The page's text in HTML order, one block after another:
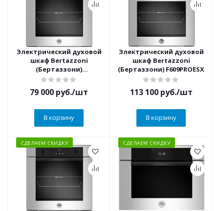
Электрический духовой
шкаф Bertazzoni
(Бертаззони)
F605MODEKXS
79 000 руб./шт
В корзину
Электрический духовой
шкаф Bertazzoni
(Бертаззони) F609PROESX
113 100руб./шт
В корзину
СДЕЛАЕМ СКИДКУ СДЕЛАЕМ СКИДКУ